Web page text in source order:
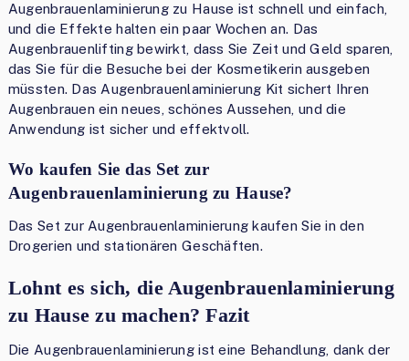
Augenbrauenlaminierung zu Hause ist schnell und einfach,
und die Effekte halten ein paar Wochen an. Das
Augenbrauenlifting bewirkt, dass Sie Zeit und Geld sparen,
das Sie für die Besuche bei der Kosmetikerin ausgeben
müssten. Das Augenbrauenlaminierung Kit sichert Ihren
Augenbrauen ein neues, schönes Aussehen, und die
Anwendung ist sicher und effektvoll.
Wo kaufen Sie das Set zur
Augenbrauenlaminierung zu Hause?
Das Set zur Augenbrauenlaminierung kaufen Sie in den
Drogerien und stationären Geschäften.
Lohnt es sich, die Augenbrauenlaminierung
zu Hause zu machen? Fazit
Die Augenbrauenlaminierung ist eine Behandlung, dank der